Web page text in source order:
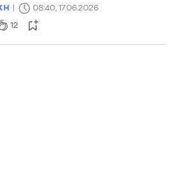
08:40, 17.06.2026
12